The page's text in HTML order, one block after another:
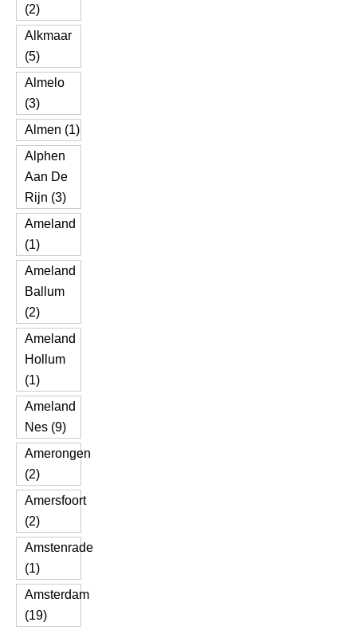
(2)
Alkmaar
(5)
Almelo
(3)
Almen (1)
Alphen
Aan De
Rijn (3)
Ameland
(1)
Ameland
Ballum
(2)
Ameland
Hollum
(1)
Ameland
Nes (9)
Amerongen
(2)
Amersfoort
(2)
Amstenrade
(1)
Amsterdam
(19)